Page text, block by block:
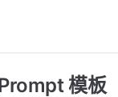
模板